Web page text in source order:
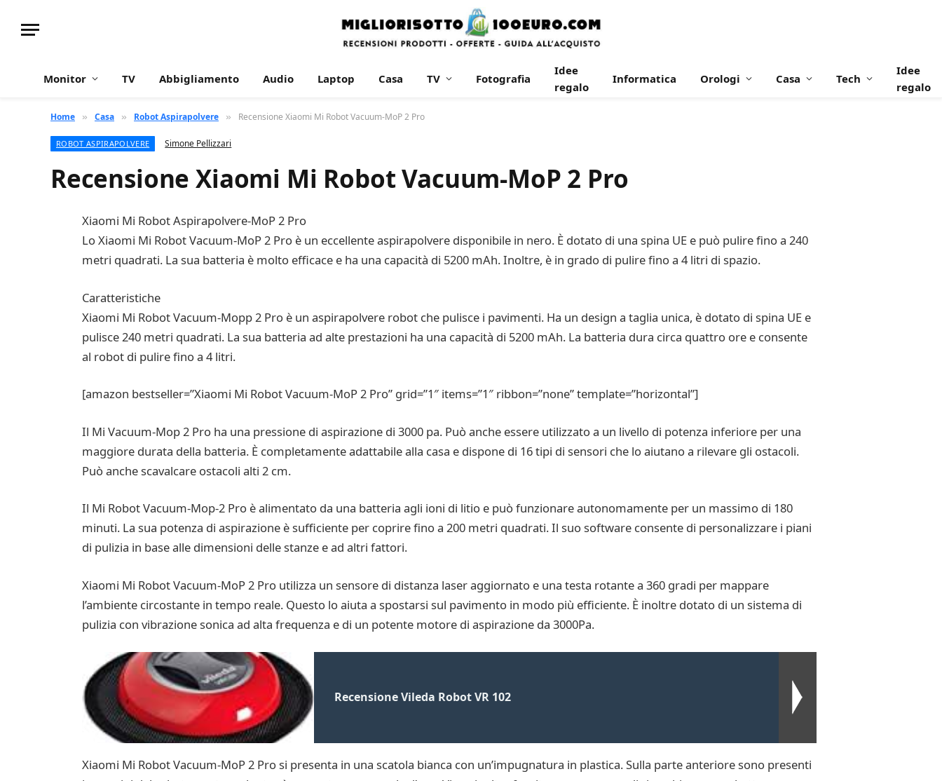
Monitor TV Abbigliamento Audio Laptop Casa TV Fotografia
Idee
regalo
Informatica Orologi Casa Tech
Idee
regalo
Home » Casa » Robot Aspirapolvere » Recensione Xiaomi Mi Robot Vacuum-MoP 2 Pro
ROBOT ASPIRAPOLVERE Simone Pellizzari
Recensione Xiaomi Mi Robot Vacuum-MoP 2 Pro
Xiaomi Mi Robot Aspirapolvere-MoP 2 Pro
Lo Xiaomi Mi Robot Vacuum-MoP 2 Pro è un eccellente aspirapolvere disponibile in nero. È dotato di una spina UE e può pulire fino a 240
metri quadrati. La sua batteria è molto efficace e ha una capacità di 5200 mAh. Inoltre, è in grado di pulire fino a 4 litri di spazio.
Caratteristiche
Xiaomi Mi Robot Vacuum-Mopp 2 Pro è un aspirapolvere robot che pulisce i pavimenti. Ha un design a taglia unica, è dotato di spina UE e
pulisce 240 metri quadrati. La sua batteria ad alte prestazioni ha una capacità di 5200 mAh. La batteria dura circa quattro ore e consente
al robot di pulire fino a 4 litri.
[amazon bestseller=”Xiaomi Mi Robot Vacuum-MoP 2 Pro” grid=”1″ items=”1″ ribbon=”none” template=”horizontal”]
Il Mi Vacuum-Mop 2 Pro ha una pressione di aspirazione di 3000 pa. Può anche essere utilizzato a un livello di potenza inferiore per una
maggiore durata della batteria. È completamente adattabile alla casa e dispone di 16 tipi di sensori che lo aiutano a rilevare gli ostacoli.
Può anche scavalcare ostacoli alti 2 cm.
Il Mi Robot Vacuum-Mop-2 Pro è alimentato da una batteria agli ioni di litio e può funzionare autonomamente per un massimo di 180
minuti. La sua potenza di aspirazione è sufficiente per coprire fino a 200 metri quadrati. Il suo software consente di personalizzare i piani
di pulizia in base alle dimensioni delle stanze e ad altri fattori.
Xiaomi Mi Robot Vacuum-MoP 2 Pro utilizza un sensore di distanza laser aggiornato e una testa rotante a 360 gradi per mappare
l’ambiente circostante in tempo reale. Questo lo aiuta a spostarsi sul pavimento in modo più efficiente. È inoltre dotato di un sistema di
pulizia con vibrazione sonica ad alta frequenza e di un potente motore di aspirazione da 3000Pa.
Recensione Vileda Robot VR 102
Xiaomi Mi Robot Vacuum-MoP 2 Pro si presenta in una scatola bianca con un’impugnatura in plastica. Sulla parte anteriore sono presenti